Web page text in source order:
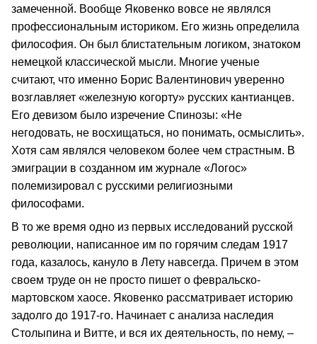
замеченной. Вообще Яковенко вовсе не являлся
профессиональным историком. Его жизнь определила
философия. Он был блистательным логиком, знатоком
немецкой классической мысли. Многие ученые
считают, что именно Борис Валентинович уверенно
возглавляет «железную когорту» русских кантианцев.
Его девизом было изречение Спинозы: «Не
негодовать, не восхищаться, но понимать, осмыслить».
Хотя сам являлся человеком более чем страстным. В
эмиграции в созданном им журнале «Логос»
полемизировал с русскими религиозными
философами.
В то же время одно из первых исследований русской
революции, написанное им по горячим следам 1917
года, казалось, кануло в Лету навсегда. Причем в этом
своем труде он не просто пишет о февральско-
мартовском хаосе. Яковенко рассматривает историю
задолго до 1917-го. Начинает с анализа наследия
Столыпина и Витте, и вся их деятельность, по нему, –